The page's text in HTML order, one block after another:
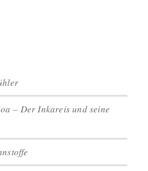
– Der Inkareis und seine